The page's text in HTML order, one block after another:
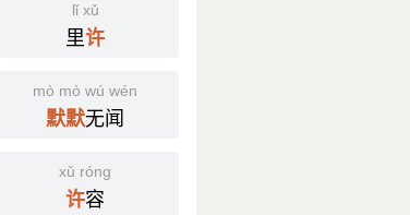
lǐ xǔ
里许
mò mò wú wén
默默无闻
xǔ róng
许容